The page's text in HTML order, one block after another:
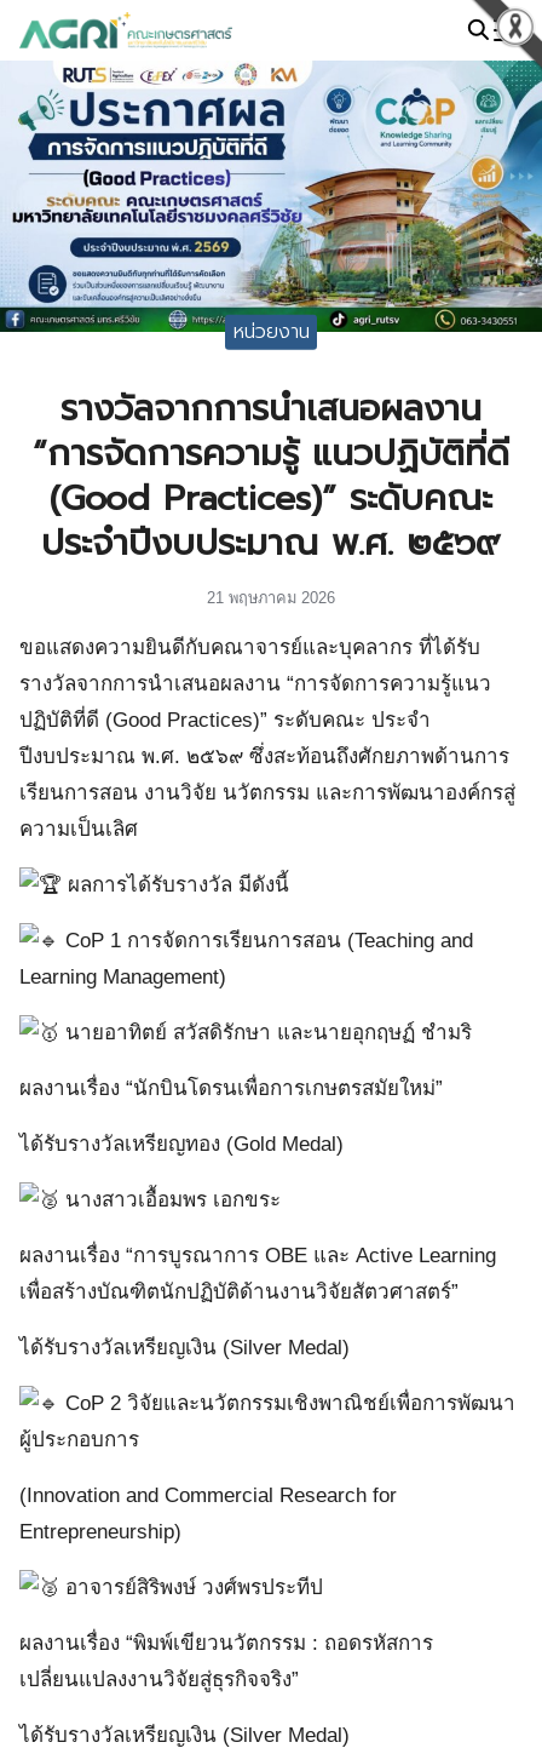
Search
for:
หน่วยงาน
รางวัลจากการนำเสนอผลงาน
“การจัดการความรู้ แนวปฏิบัติที่ดี
(Good Practices)” ระดับคณะ
ประจำปีงบประมาณ พ.ศ. ๒๕๖๙
21 พฤษภาคม 2026
ขอแสดงความยินดีกับคณาจารย์และบุคลากร ที่ได้รับ
รางวัลจากการนำเสนอผลงาน “การจัดการความรู้แนว
ปฏิบัติที่ดี (Good Practices)” ระดับคณะ ประจำ
ปีงบประมาณ พ.ศ. ๒๕๖๙ ซึ่งสะท้อนถึงศักยภาพด้านการ
เรียนการสอน งานวิจัย นวัตกรรม และการพัฒนาองค์กรสู่
ความเป็นเลิศ
ผลการได้รับรางวัล มีดังนี้
CoP 1 การจัดการเรียนการสอน (Teaching and
Learning Management)
นายอาทิตย์ สวัสดิรักษา และนายอุกฤษฏ์ ชำมริ
ผลงานเรื่อง “นักบินโดรนเพื่อการเกษตรสมัยใหม่”
ได้รับรางวัลเหรียญทอง (Gold Medal)
นางสาวเอื้อมพร เอกขระ
ผลงานเรื่อง “การบูรณาการ OBE และ Active Learning
เพื่อสร้างบัณฑิตนักปฏิบัติด้านงานวิจัยสัตวศาสตร์”
ได้รับรางวัลเหรียญเงิน (Silver Medal)
CoP 2 วิจัยและนวัตกรรมเชิงพาณิชย์เพื่อการพัฒนา
ผู้ประกอบการ
(Innovation and Commercial Research for
Entrepreneurship)
อาจารย์สิริพงษ์ วงศ์พรประทีป
ผลงานเรื่อง “พิมพ์เขียวนวัตกรรม : ถอดรหัสการ
เปลี่ยนแปลงงานวิจัยสู่ธุรกิจจริง”
ได้รับรางวัลเหรียญเงิน (Silver Medal)